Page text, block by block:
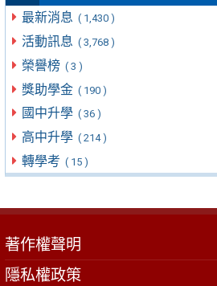
最新消息 ( 1,430 )
活動訊息 ( 3,768 )
榮譽榜 ( 3 )
獎助學金 ( 190 )
國中升學 ( 36 )
高中升學 ( 214 )
轉學考 ( 15 )
著作權聲明
隱私權政策